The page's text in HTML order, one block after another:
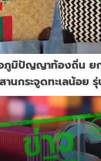
ภูมิปัญญาท้องถิ่น ย
านกระจูดทะเลน้อย